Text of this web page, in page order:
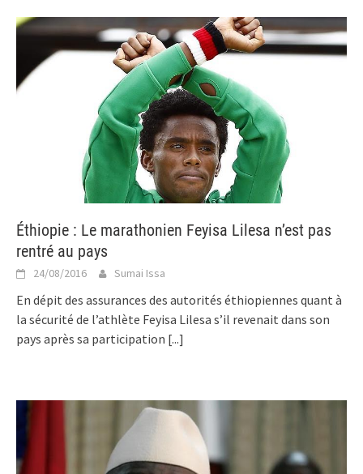
Éthiopie : Le marathonien Feyisa Lilesa n’est pas
rentré au pays
24/08/2016 Sumai Issa
En dépit des assurances des autorités éthiopiennes quant à
la sécurité de l’athlète Feyisa Lilesa s’il revenait dans son
pays après sa participation [...]